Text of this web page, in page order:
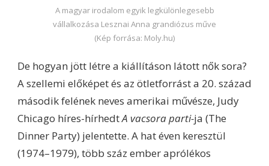
A magyar irodalom egyik legkülönlegesebb
vállalkozása Lesznai Anna grandiózus műve
(Kép forrása: Moly.hu)
De hogyan jött létre a kiállításon látott nők sora?
A szellemi előképet és az ötletforrást a 20. század
második felének neves amerikai művésze, Judy
Chicago híres-hírhedtA vacsora parti-ja (The
Dinner Party) jelentette. A hat éven keresztül
(1974–1979), több száz ember aprólékos